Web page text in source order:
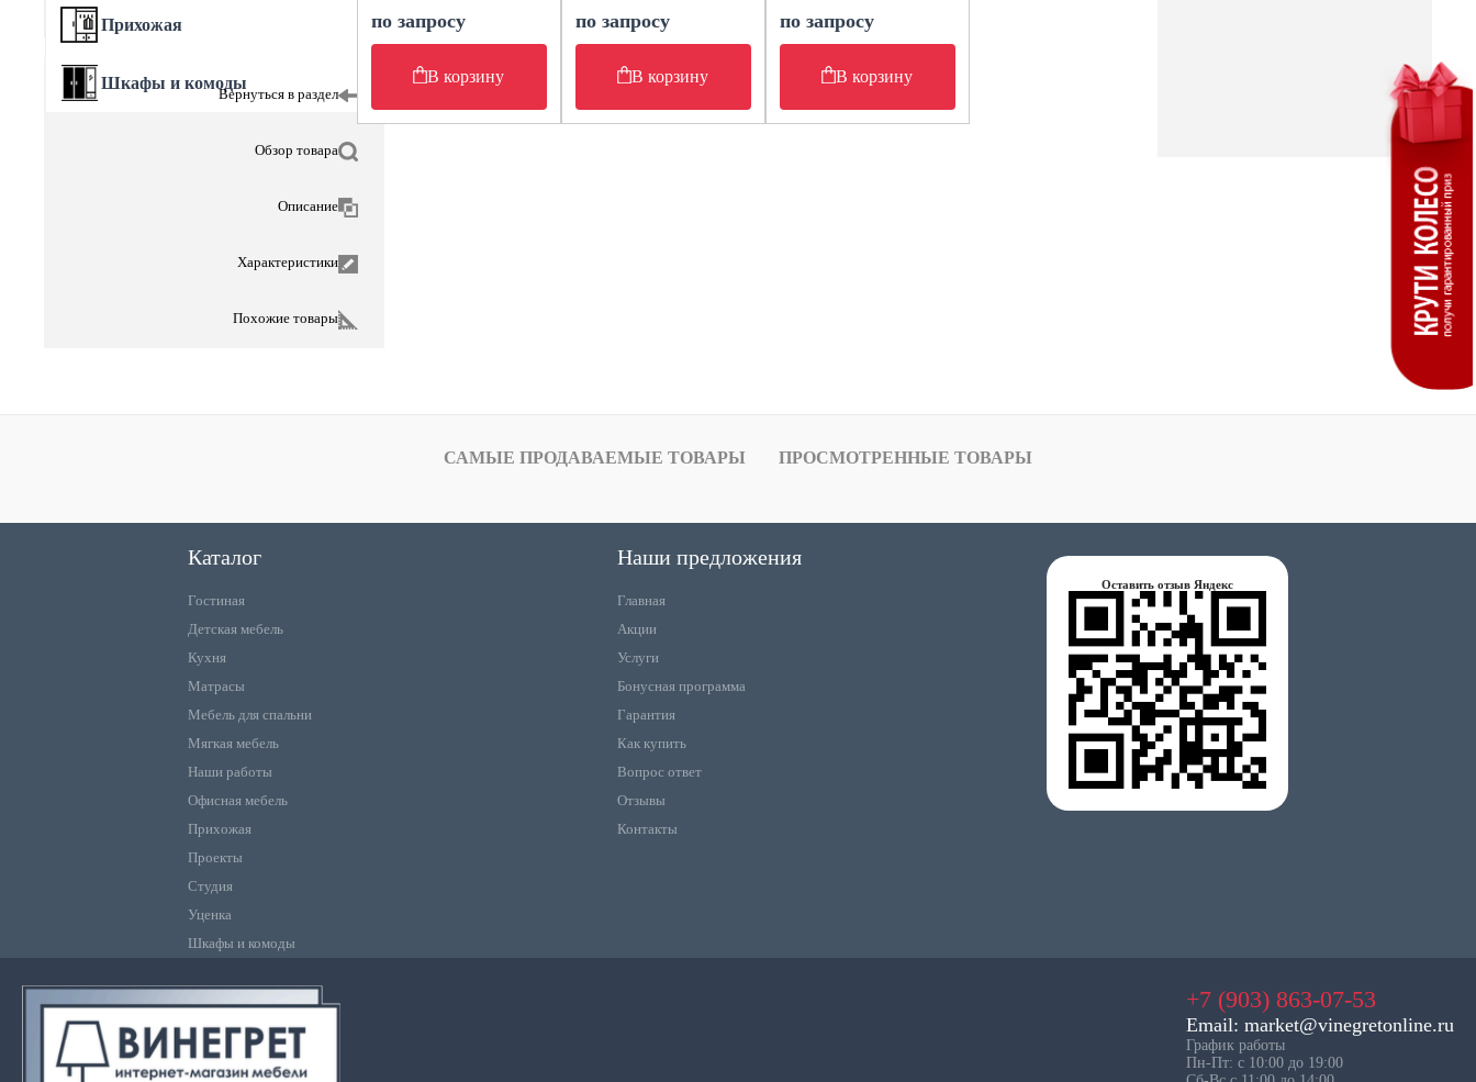
Прихожая
Шкафы и комоды
Вернуться в раздел
Обзор товара
Описание
Характеристики
Похожие товары
по запросу
В корзину
по запросу
В корзину
по запросу
В корзину
САМЫЕ ПРОДАВАЕМЫЕ ТОВАРЫ ПРОСМОТРЕННЫЕ ТОВАРЫ
Каталог
Гостиная
Детская мебель
Кухня
Матрасы
Мебель для спальни
Мягкая мебель
Наши работы
Офисная мебель
Прихожая
Проекты
Студия
Уценка
Шкафы и комоды
Наши предложения
Главная
Акции
Услуги
Бонусная программа
Гарантия
Как купить
Вопрос ответ
Отзывы
Контакты
Оставить отзыв Яндекс
+7 (903) 863-07-53
Email: market@vinegretonline.ru
График работы
Пн-Пт: с 10:00 до 19:00